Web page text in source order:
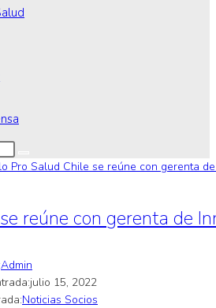
reúne con gerenta de
Admin
julio 15, 2022
Noticias Socios